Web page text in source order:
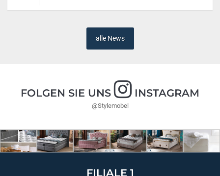
alle News
FOLGEN SIE UNS INSTAGRAM
@Stylemobel
FILIALE 1